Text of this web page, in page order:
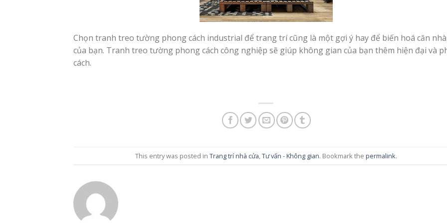
Chọn tranh treo tường phong cách industrial để trang trí cũng là một gợi ý hay để biến hoá căn nhà
của bạn. Tranh treo tường phong cách công nghiệp sẽ giúp không gian của bạn thêm hiện đại và
cách.
This entry was posted in Trang trí nhà cửa,Tư vấn - Không gian. Bookmark the permalink.